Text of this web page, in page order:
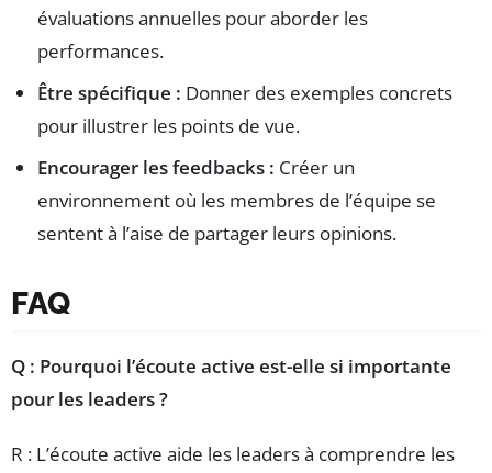
évaluations annuelles pour aborder les
performances.
Être spécifique : Donner des exemples concrets
pour illustrer les points de vue.
Encourager les feedbacks : Créer un
environnement où les membres de l’équipe se
sentent à l’aise de partager leurs opinions.
FAQ
Q : Pourquoi l’écoute active est-elle si importante
pour les leaders ?
R : L’écoute active aide les leaders à comprendre les